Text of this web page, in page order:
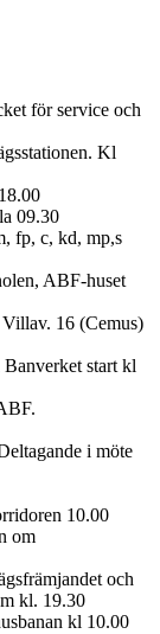
för service och
Kl
09.30
fp, c, kd, mp,s
ABF-huset
16 (Cemus)
start kl
.
i möte
10.00
om
och
kl. 19.30
kl 10.00